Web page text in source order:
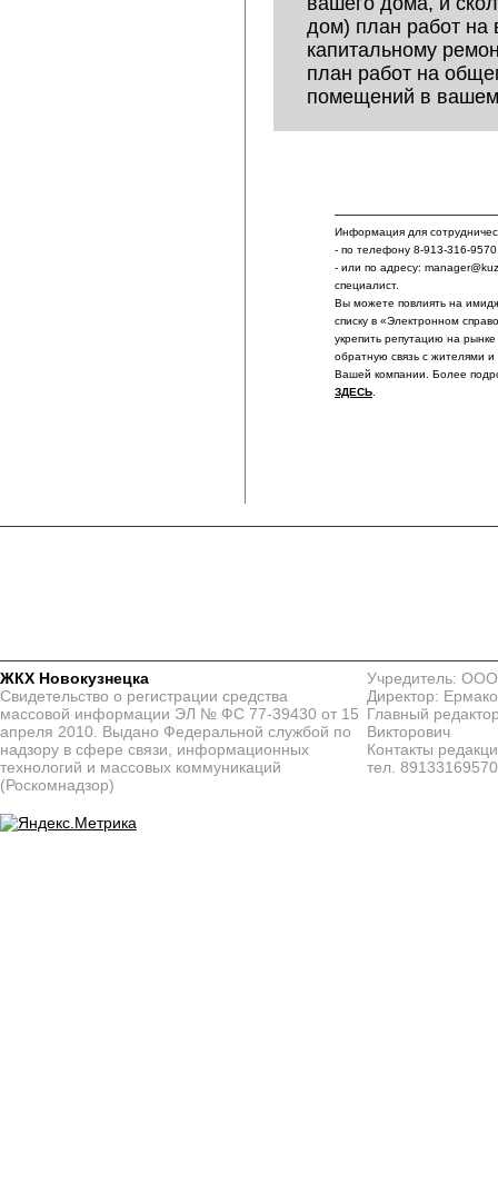
дом) план работ на
капитальному
план работ на
помещений в
Информация для
- по телефону 8-913-316-9570
- или по адресу:
специалист.
Вы можете повлиять на
списку в «Электронном
укрепить репутацию на
обратную связь с жителями и
Вашей компании. Более
ЗДЕСЬ
ЖКХ Новокузнецка
Свидетельство о регистрации средства
массовой информации ЭЛ № ФС 77-39430 от 15
апреля 2010. Выдано Федеральной службой по
надзору в сфере связи, информационных
технологий и массовых коммуникаций
(Роскомнадзор)
Учредитель:
Директор:
Главный
Викторович
Контакты
тел. 89133169570